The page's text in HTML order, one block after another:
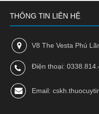
THÔNG TIN LIÊN HỆ
V8 The Vesta Phú
Điện thoại:
Email: